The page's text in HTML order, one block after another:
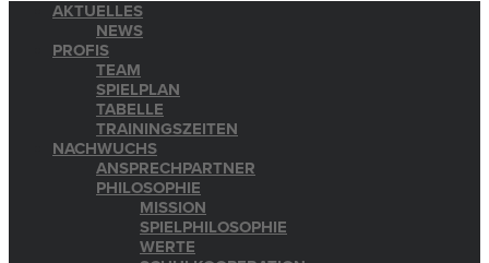
AKTUELLES
NEWS
PROFIS
TEAM
SPIELPLAN
TABELLE
TRAININGSZEITEN
NACHWUCHS
ANSPRECHPARTNER
PHILOSOPHIE
MISSION
SPIELPHILOSOPHIE
WERTE